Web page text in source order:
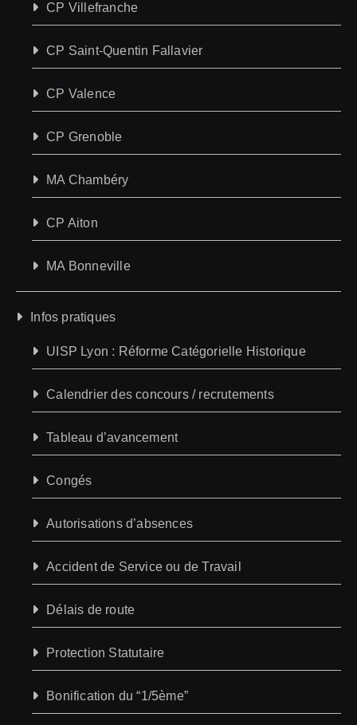
CP Villefranche
CP Saint-Quentin Fallavier
CP Valence
CP Grenoble
MA Chambéry
CP Aiton
MA Bonneville
Infos pratiques
UISP Lyon : Réforme Catégorielle Historique
Calendrier des concours / recrutements
Tableau d’avancement
Congés
Autorisations d’absences
Accident de Service ou de Travail
Délais de route
Protection Statutaire
Bonification du “1/5ème”